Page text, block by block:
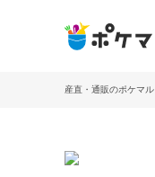
産直・通販のポケマル